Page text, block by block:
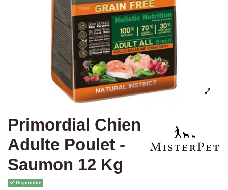
Primordial Chien
Adulte Poulet -
Saumon 12 Kg
Disponible